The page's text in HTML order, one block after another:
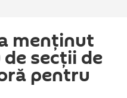
menținut
secții de
pentru